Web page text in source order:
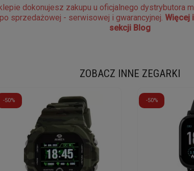
dokonujesz zakupu u oficjalnego dystrybutora
sprzedażowej - serwisowej i gwarancyjnej. Więcej
sekcji Blog
ZOBACZ INNE ZEGARKI
-50% -50%